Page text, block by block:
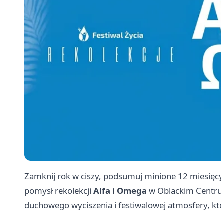
Zamknij rok w ciszy, podsumuj minione 12
pomysł rekolekcji Alfa i Omega w Oblackim
duchowego wyciszenia i festiwalowej atmosfery,